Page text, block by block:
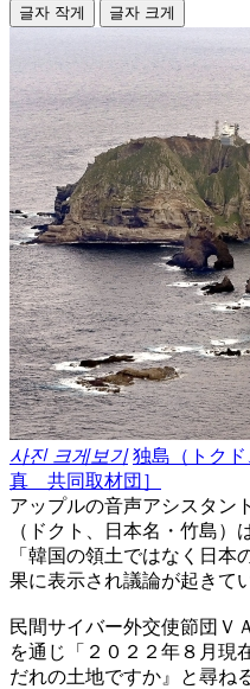
글자 작게 글자 크게
사진 크게보기 独島（トク
真 共同取材団］
アップルの音声アシスタン
（ドクト、日本名・竹島）
「韓国の領土ではなく日
果に表示され議論が起きて
民間サイバー外交使節団Ｖ
を通じ「２０２２年８月現
だれの土地ですか』と尋ね